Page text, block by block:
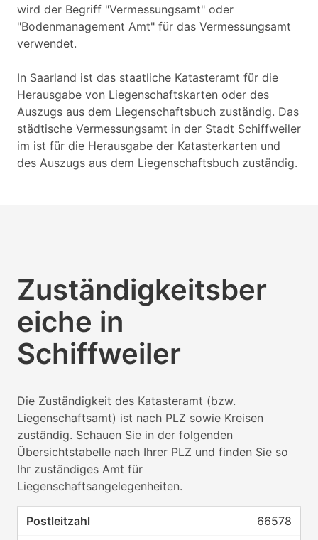
wird der Begriff "Vermessungsamt" oder
"Bodenmanagement Amt" für das Vermessungsamt
verwendet.
In Saarland ist das staatliche Katasteramt für die
Herausgabe von Liegenschaftskarten oder des
Auszugs aus dem Liegenschaftsbuch zuständig. Das
städtische Vermessungsamt in der Stadt Schiffweiler
im ist für die Herausgabe der Katasterkarten und
des Auszugs aus dem Liegenschaftsbuch zuständig.
Zuständigkeitsber
eiche in
Schiffweiler
Die Zuständigkeit des Katasteramt (bzw.
Liegenschaftsamt) ist nach PLZ sowie Kreisen
zuständig. Schauen Sie in der folgenden
Übersichtstabelle nach Ihrer PLZ und finden Sie so
Ihr zuständiges Amt für
Liegenschaftsangelegenheiten.
66578